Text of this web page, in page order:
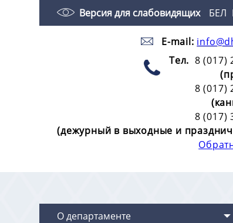
Версия для слабовидящих БЕЛ
E-mail:
Тел. 8 (017)
8 (017)
8 (017)
(дежурный в выходные и
О департаменте